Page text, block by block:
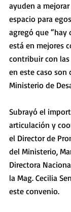
ayuden a
espacio para
agregó que “hay
está en mejores
contribuir con
en este caso son
Ministerio de
Subrayó el
articulación y
el Director de
del Ministerio,
Directora
la Mag. Cecilia
este convenio.